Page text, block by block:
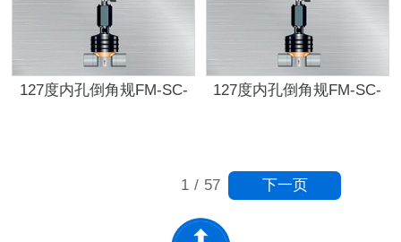
127度内孔倒角规FM-SC-
127度内孔倒角规FM-SC-
1 / 57 下一页